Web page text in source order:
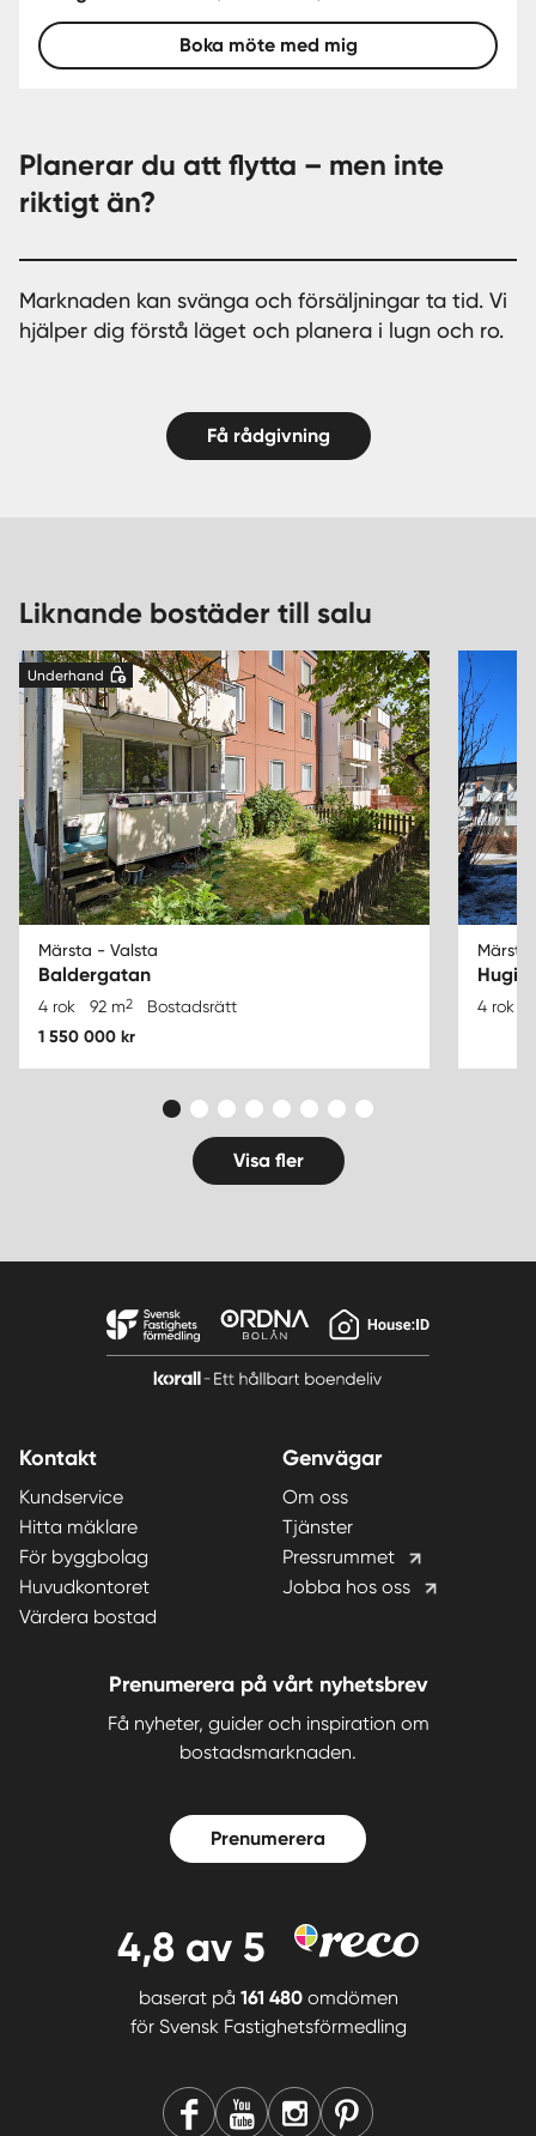
Boka möte med mig
Planerar du att flytta – men inte
riktigt än?
Marknaden kan svänga och försäljningar ta tid. Vi
hjälper dig förstå läget och planera i lugn och ro.
Få rådgivning
Liknande bostäder till salu
Underhand
Märsta - Valsta
Baldergatan
4 rok 92 m2 Bostadsrätt
1 550 000 kr
4 rok
Visa fler
Kontakt
Kundservice
Hitta mäklare
För byggbolag
Huvudkontoret
Värdera bostad
Genvägar
Om oss
Tjänster
Pressrummet
Jobba hos oss
Prenumerera på vårt nyhetsbrev
Få nyheter, guider och inspiration om
bostadsmarknaden.
Prenumerera
4,8 av 5
baserat på 161 480omdömen
för Svensk Fastighetsförmedling